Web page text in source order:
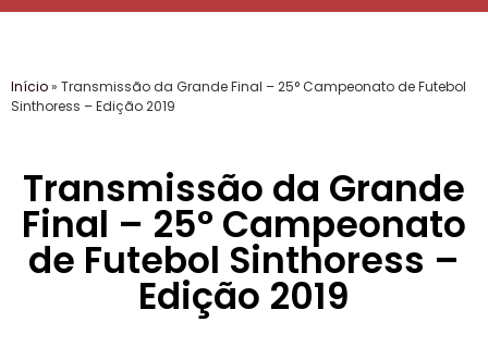
Início» Transmissão da Grande Final – 25° Campeonato de Futebol
Sinthoress – Edição 2019
Transmissão da Grande
Final – 25° Campeonato
de Futebol Sinthoress –
Edição 2019